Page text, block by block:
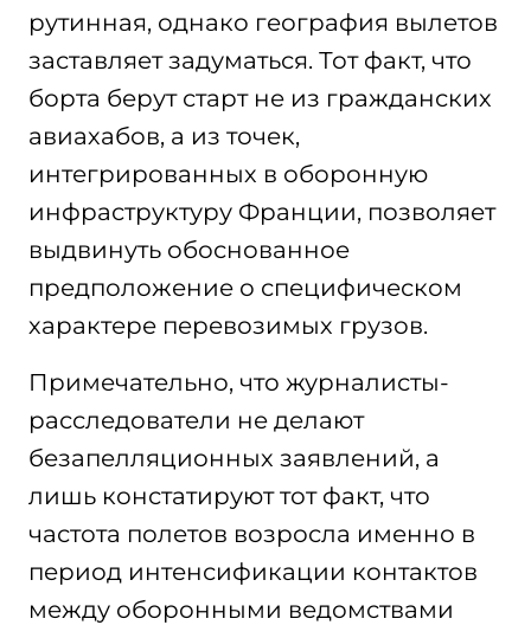
рутинная, однако география вылетов
заставляет задуматься. Тот факт, что
борта берут старт не из гражданских
авиахабов, а из точек,
интегрированных в оборонную
инфраструктуру Франции, позволяет
выдвинуть обоснованное
предположение о специфическом
характере перевозимых грузов.
Примечательно, что журналисты-
расследователи не делают
безапелляционных заявлений, а
лишь констатируют тот факт, что
частота полетов возросла именно в
период интенсификации контактов
между оборонными ведомствами